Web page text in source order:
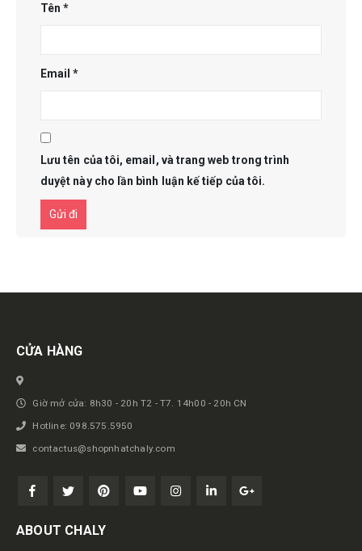
Tên*
Email*
Lưu tên của tôi, email, và trang web trong trình
duyệt này cho lần bình luận kế tiếp của tôi.
Get in touch
CỬA HÀNG
Giờ mở cửa: 8h30 - 20h T2 - T7. 14h00 - 20h CN
Hotline: 098.575.5950
contactus@shopnhatchaly.com
ABOUT CHALY